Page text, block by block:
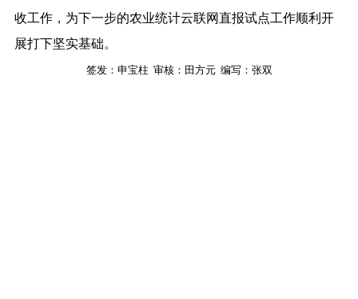
收工作，为下一步的农业统计云联网直报试点工作顺利开
展打下坚实基础。
签发：申宝柱 审核： 田方元 编写：张双